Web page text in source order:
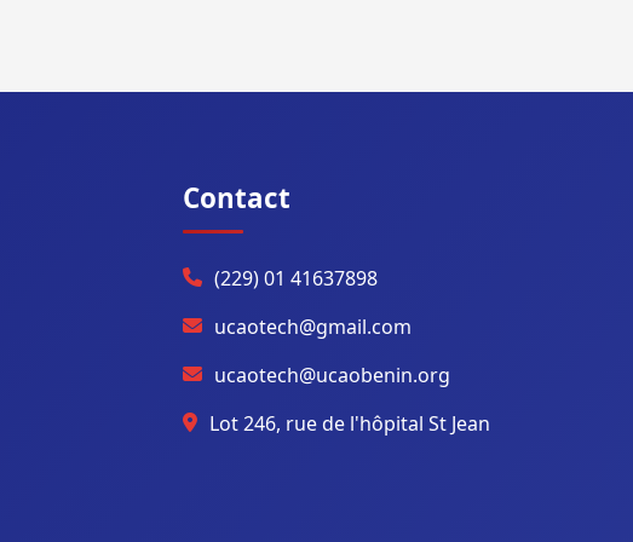
Contact
(229) 01 41637898
ucaotech@gmail.com
ucaotech@ucaobenin.org
Lot 246, rue de l'hôpital St Jean